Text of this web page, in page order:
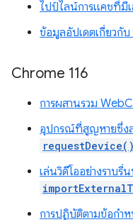
ไปป์ไลน์การแคชที่มี
ข้อมูลอัปเดตเกี่ยวกั
Chrome 116
การผสานรวม
อุปกรณ์ที่สูญหายซึ่ง
requestDevice()
เล่นวิดีโออย่างราบรื่
การปฏิบัติตามข้อกำ